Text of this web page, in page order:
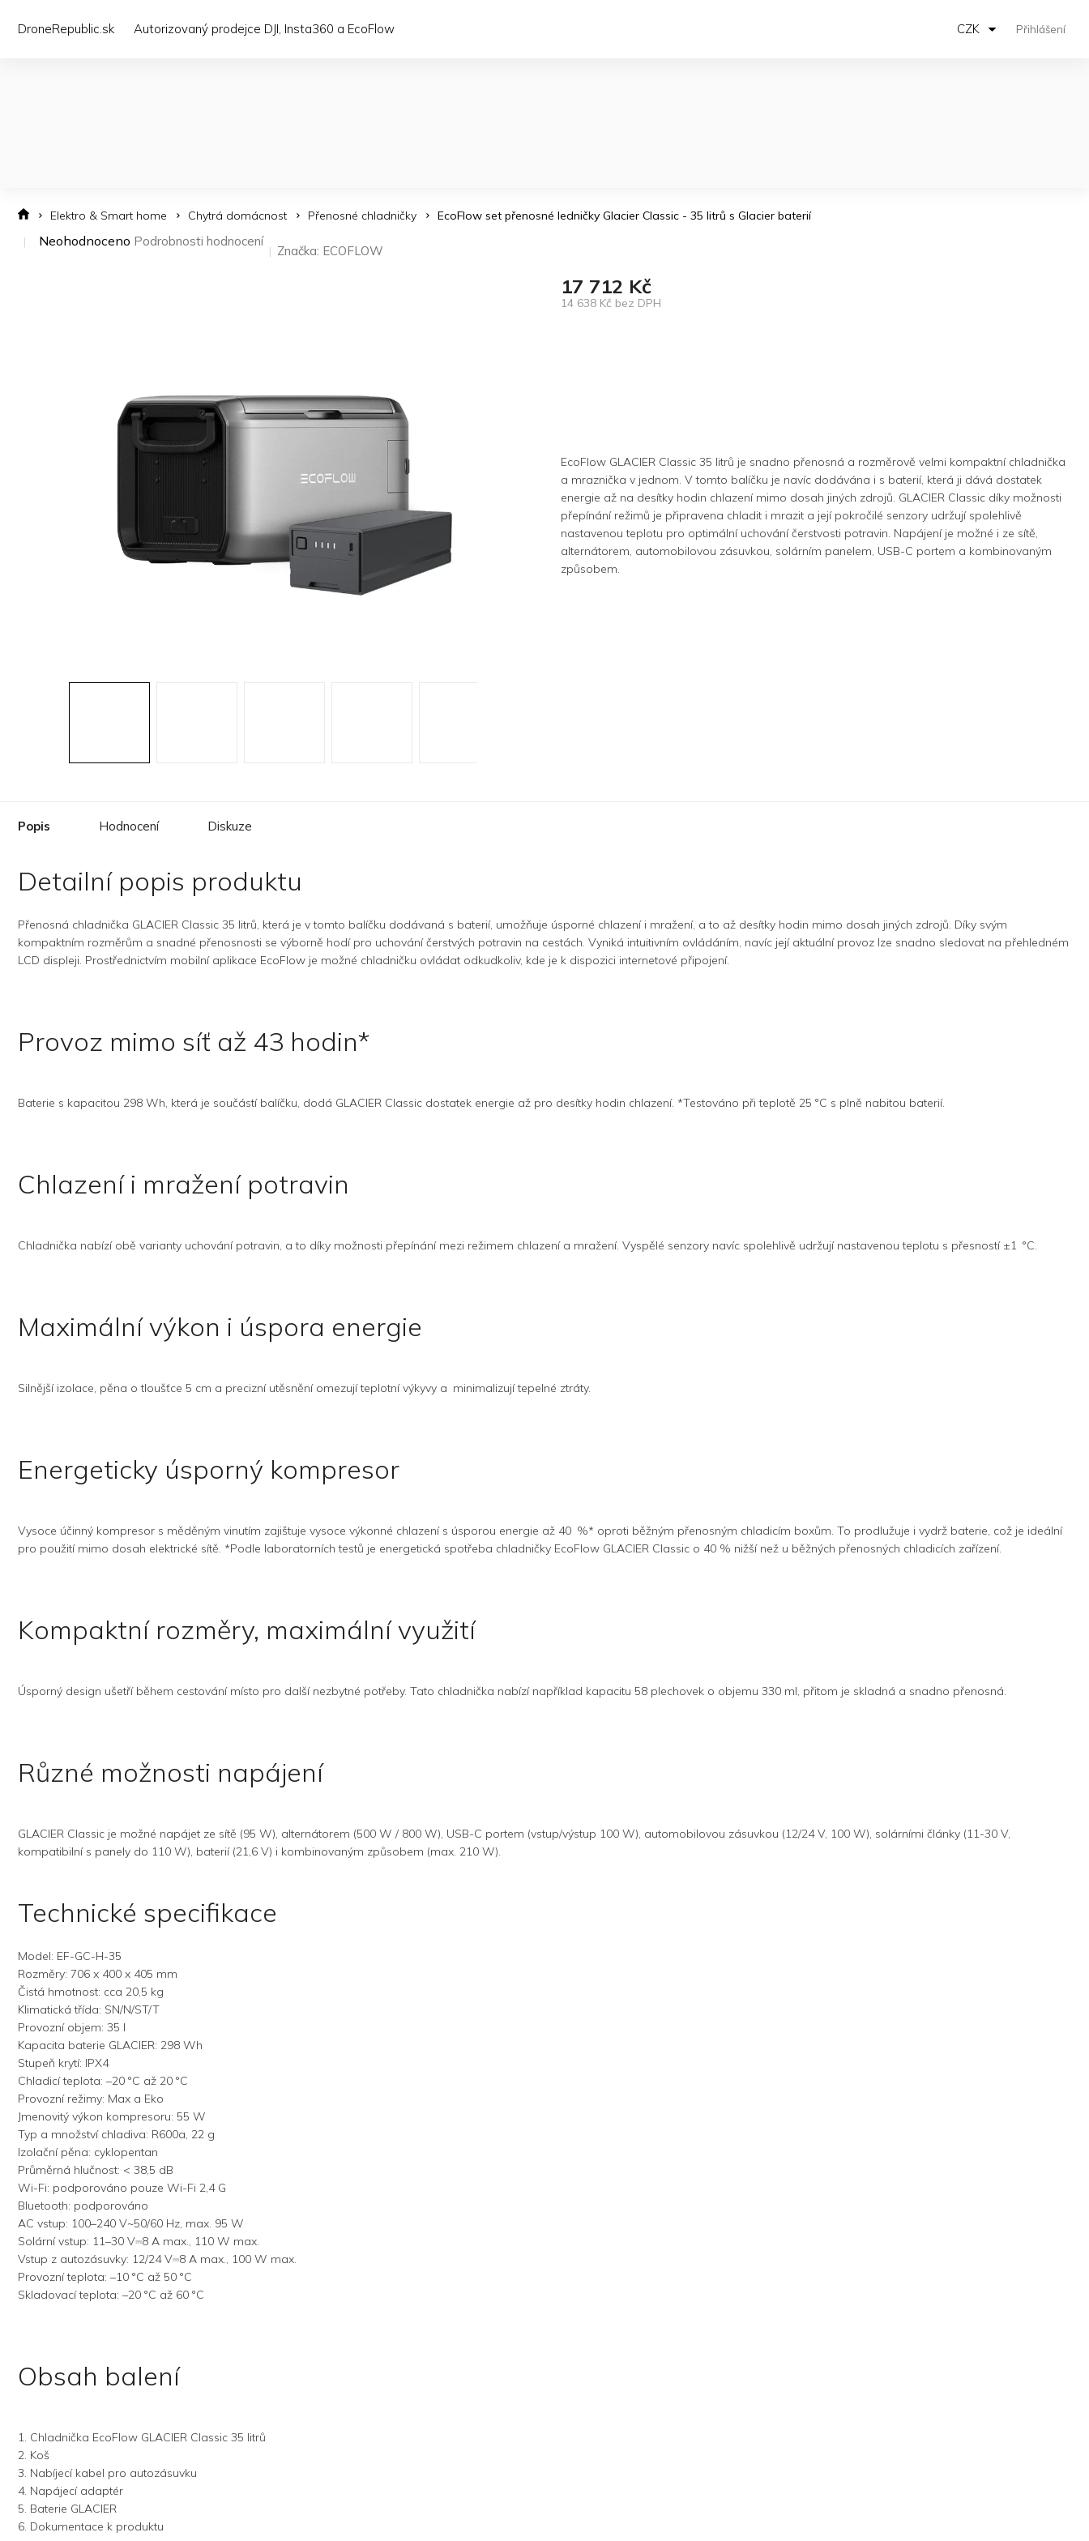
DroneRepublic.sk Autorizovaný prodejce DJI, Insta360 a EcoFlow CZK Přihlášení
Elektro & Smart home Chytrá domácnost Přenosné chladničky EcoFlow set přenosné ledničky Glacier Classic - 35 litrů s Glacier baterií
Průměrné
Neohodnoceno Podrobnosti hodnocení
Značka: ECOFLOW
17 712 Kč
14 638 Kč bez DPH
EcoFlow GLACIER Classic 35 litrů je snadno přenosná a rozměrově velmi kompaktní chladnička
a mraznička v jednom. V tomto balíčku je navíc dodávána i s baterií, která ji dává dostatek
energie až na desítky hodin chlazení mimo dosah jiných zdrojů. GLACIER Classic díky možnosti
přepínání režimů je připravena chladit i mrazit a její pokročilé senzory udržují spolehlivě
nastavenou teplotu pro optimální uchování čerstvosti potravin. Napájení je možné i ze sítě,
alternátorem, automobilovou zásuvkou, solárním panelem, USB-C portem a kombinovaným
způsobem.
Popis Hodnocení Diskuze
Detailní popis produktu
Přenosná chladnička GLACIER Classic 35 litrů, která je v tomto balíčku dodávaná s baterií, umožňuje úsporné chlazení i mražení, a to až desítky hodin mimo dosah jiných zdrojů. Díky svým
kompaktním rozměrům a snadné přenosnosti se výborně hodí pro uchování čerstvých potravin na cestách. Vyniká intuitivním ovládáním, navíc její aktuální provoz lze snadno sledovat na přehledném
LCD displeji. Prostřednictvím mobilní aplikace EcoFlow je možné chladničku ovládat odkudkoliv, kde je k dispozici internetové připojení.
Provoz mimo síť až 43 hodin*
Baterie s kapacitou 298 Wh, která je součástí balíčku, dodá GLACIER Classic dostatek energie až pro desítky hodin chlazení. *Testováno při teplotě 25 °C s plně nabitou baterií.
Chlazení i mražení potravin
Chladnička nabízí obě varianty uchování potravin, a to díky možnosti přepínání mezi režimem chlazení a mražení. Vyspělé senzory navíc spolehlivě udržují nastavenou teplotu s přesností ±1 °C.
Maximální výkon i úspora energie
Silnější izolace, pěna o tloušťce 5 cm a precizní utěsnění omezují teplotní výkyvy a minimalizují tepelné ztráty.
Energeticky úsporný kompresor
Vysoce účinný kompresor s měděným vinutím zajištuje vysoce výkonné chlazení s úsporou energie až 40 %* oproti běžným přenosným chladicím boxům. To prodlužuje i vydrž baterie, což je ideální
pro použití mimo dosah elektrické sítě. *Podle laboratorních testů je energetická spotřeba chladničky EcoFlow GLACIER Classic o 40 % nižší než u běžných přenosných chladicích zařízení.
Kompaktní rozměry, maximální využití
Úsporný design ušetří během cestování místo pro další nezbytné potřeby. Tato chladnička nabízí například kapacitu 58 plechovek o objemu 330 ml, přitom je skladná a snadno přenosná.
Různé možnosti napájení
GLACIER Classic je možné napájet ze sítě (95 W), alternátorem (500 W / 800 W), USB-C portem (vstup/výstup 100 W), automobilovou zásuvkou (12/24 V, 100 W), solárními články (11-30 V,
kompatibilní s panely do 110 W), baterií (21,6 V) i kombinovaným způsobem (max. 210 W).
Technické specifikace
Model: EF-GC-H-35
Rozměry: 706 x 400 x 405 mm
Čistá hmotnost: cca 20,5 kg
Klimatická třída: SN/N/ST/T
Provozní objem: 35 l
Kapacita baterie GLACIER: 298 Wh
Stupeň krytí: IPX4
Chladicí teplota: –20 °C až 20 °C
Provozní režimy: Max a Eko
Jmenovitý výkon kompresoru: 55 W
Typ a množství chladiva: R600a, 22 g
Izolační pěna: cyklopentan
Průměrná hlučnost: < 38,5 dB
Wi-Fi: podporováno pouze Wi-Fi 2,4 G
Bluetooth: podporováno
AC vstup: 100–240 V~50/60 Hz, max. 95 W
Solární vstup: 11–30 V⎓8 A max., 110 W max.
Vstup z autozásuvky: 12/24 V⎓8 A max., 100 W max.
Provozní teplota: –10 °C až 50 °C
Skladovací teplota: –20 °C až 60 °C
Obsah balení
1. Chladnička EcoFlow GLACIER Classic 35 litrů
2. Koš
3. Nabíjecí kabel pro autozásuvku
4. Napájecí adaptér
5. Baterie GLACIER
6. Dokumentace k produktu